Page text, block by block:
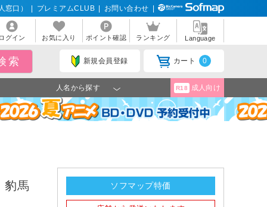
窓口） プレミアムCLUB お問い合わせ
ログイン お気に入り ポイント確認 ランキング Language
新規会員登録 カート 0
人名から探す R18 成人向け
豹馬
ソフマップ特価